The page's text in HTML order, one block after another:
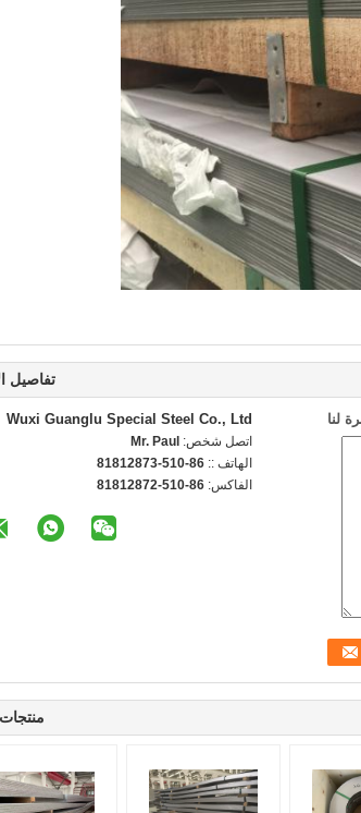
تفاصيل
Wuxi Guanglu Special Steel Co., Ltd
اتصل شخص: Mr. Paul
الهاتف :: 86-510-81812873
الفاكس: 86-510-81812872
لنا